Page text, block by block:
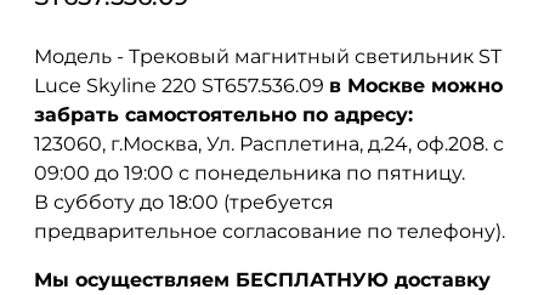
Модель - Трековый магнитный светильник ST
Luce Skyline 220 ST657.536.09 в Москве можно
забрать самостоятельно по адресу:
123060, г.Москва, Ул. Расплетина, д.24, оф.208. с
09:00 до 19:00 с понедельника по пятницу.
В субботу до 18:00 (требуется
предварительное согласование по телефону).
Мы осуществляем БЕСПЛАТНУЮ доставку